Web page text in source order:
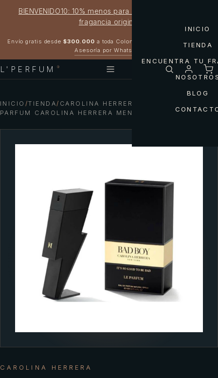
BIENVENIDO10: 10% menos para estrenar tu próxima
fragancia original
Envío gratis desde $300.000 a toda Colombia
Asesoría por WhatsApp
L'PERFUM ®
INICIO
TIENDA
ENCUENTRA TU
BLOG
INICIO /TIENDA/ CAROLINA HERRERA — BAD BOY LE
PARFUM CAROLINA HERRERA MEN
CAROLINA HERRERA